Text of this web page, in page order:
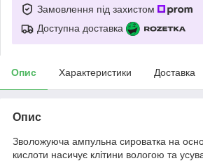
Замовлення під захистом
Доступна доставка
Опис Характеристики Доставка
Опис
Зволожуюча ампульна сироватка на
кислоти насичує клітини вологою та